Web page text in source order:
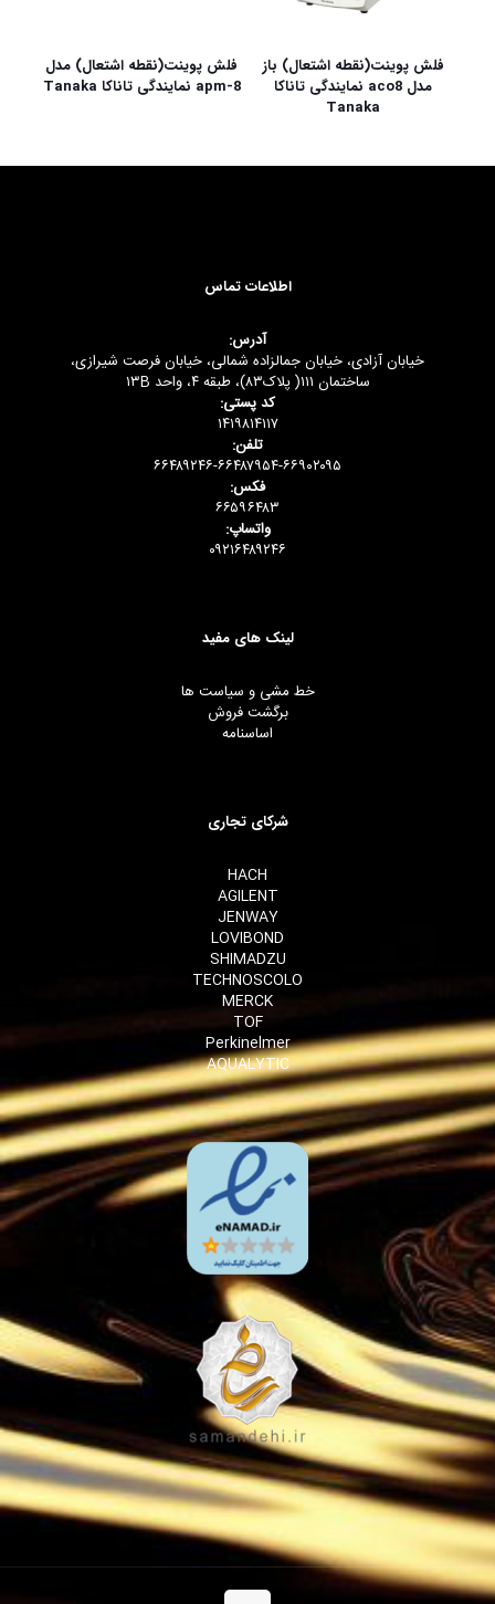
فلش پوینت(نقطه اشتعال) باز
مدل aco8 نمایندگی تاناکا
Tanaka
فلش پوینت(نقطه اشتعال) مدل
apm-8 نمایندگی تاناکا Tanaka
اطلاعات تماس
آدرس:
خیابان آزادی، خیابان جمالزاده شمالی، خیابان فرصت شیرازی،
ساختمان ۱۱۱( پلاک۸۳)، طبقه ۴، واحد ۱۳B
کد پستی:
۱۴۱۹۸۱۴۱۱۷
تلفن:
۶۶۴۸۹۲۴۶-۶۶۴۸۷۹۵۴-۶۶۹۰۲۰۹۵
فکس:
۶۶۵۹۶۴۸۳
واتساپ:
۰۹۲۱۶۴۸۹۲۴۶
لینک های مفید
خط مشی و سیاست ها
برگشت فروش
اساسنامه
شرکای تجاری
HACH
AGILENT
JENWAY
LOVIBOND
SHIMADZU
TECHNOSCOLO
MERCK
TOF
Perkinelmer
AQUALYTIC